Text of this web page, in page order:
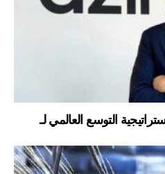
التوسع العالمي لـ